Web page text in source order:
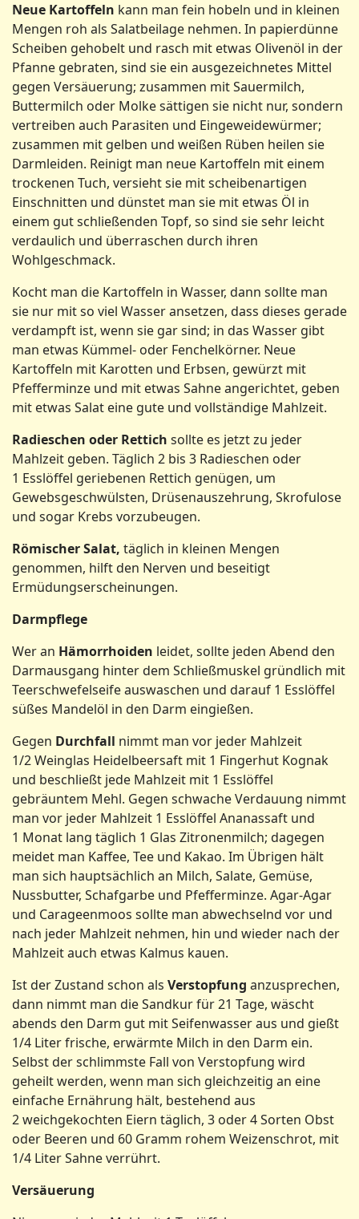
Neue Kartoffeln kann man fein hobeln und in kleinen
Mengen roh als Salatbeilage nehmen. In papierdünne
Scheiben gehobelt und rasch mit etwas Olivenöl in der
Pfanne gebraten, sind sie ein ausgezeichnetes Mittel
gegen Versäuerung; zusammen mit Sauermilch,
Buttermilch oder Molke sättigen sie nicht nur, sondern
vertreiben auch Parasiten und Eingeweidewürmer;
zusammen mit gelben und weißen Rüben heilen sie
Darmleiden. Reinigt man neue Kartoffeln mit einem
trockenen Tuch, versieht sie mit scheibenartigen
Einschnitten und dünstet man sie mit etwas Öl in
einem gut schließenden Topf, so sind sie sehr leicht
verdaulich und überraschen durch ihren
Wohlgeschmack.
Kocht man die Kartoffeln in Wasser, dann sollte man
sie nur mit so viel Wasser ansetzen, dass dieses gerade
verdampft ist, wenn sie gar sind; in das Wasser gibt
man etwas Kümmel- oder Fenchelkörner. Neue
Kartoffeln mit Karotten und Erbsen, gewürzt mit
Pfefferminze und mit etwas Sahne angerichtet, geben
mit etwas Salat eine gute und vollständige Mahlzeit.
Radieschen oder Rettich sollte es jetzt zu jeder
Mahlzeit geben. Täglich 2 bis 3 Radieschen oder
1 Esslöffel geriebenen Rettich genügen, um
Gewebsgeschwülsten, Drüsenauszehrung, Skrofulose
und sogar Krebs vorzubeugen.
Römischer Salat, täglich in kleinen Mengen
genommen, hilft den Nerven und beseitigt
Ermüdungserscheinungen.
Darmpflege
Wer an Hämorrhoiden leidet, sollte jeden Abend den
Darmausgang hinter dem Schließmuskel gründlich mit
Teerschwefelseife auswaschen und darauf 1 Esslöffel
süßes Mandelöl in den Darm eingießen.
Gegen Durchfall nimmt man vor jeder Mahlzeit
1/2 Weinglas Heidelbeersaft mit 1 Fingerhut Kognak
und beschließt jede Mahlzeit mit 1 Esslöffel
gebräuntem Mehl. Gegen schwache Verdauung nimmt
man vor jeder Mahlzeit 1 Esslöffel Ananassaft und
1 Monat lang täglich 1 Glas Zitronenmilch; dagegen
meidet man Kaffee, Tee und Kakao. Im Übrigen hält
man sich hauptsächlich an Milch, Salate, Gemüse,
Nussbutter, Schafgarbe und Pfefferminze. Agar-Agar
und Carageenmoos sollte man abwechselnd vor und
nach jeder Mahlzeit nehmen, hin und wieder nach der
Mahlzeit auch etwas Kalmus kauen.
Ist der Zustand schon als Verstopfung anzusprechen,
dann nimmt man die Sandkur für 21 Tage, wäscht
abends den Darm gut mit Seifenwasser aus und gießt
1/4 Liter frische, erwärmte Milch in den Darm ein.
Selbst der schlimmste Fall von Verstopfung wird
geheilt werden, wenn man sich gleichzeitig an eine
einfache Ernährung hält, bestehend aus
2 weichgekochten Eiern täglich, 3 oder 4 Sorten Obst
oder Beeren und 60 Gramm rohem Weizenschrot, mit
1/4 Liter Sahne verrührt.
Versäuerung